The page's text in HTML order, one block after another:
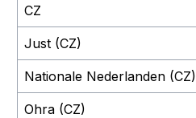
CZ
Just (CZ)
Nationale Nederlanden (CZ)
Ohra (CZ)